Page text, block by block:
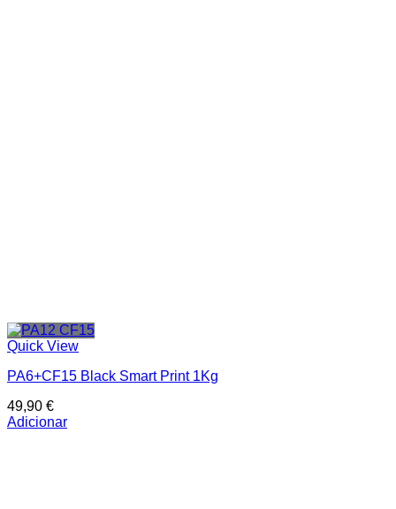
Quick View
PA6+CF15 Black Smart Print 1Kg
49,90 €
Adicionar